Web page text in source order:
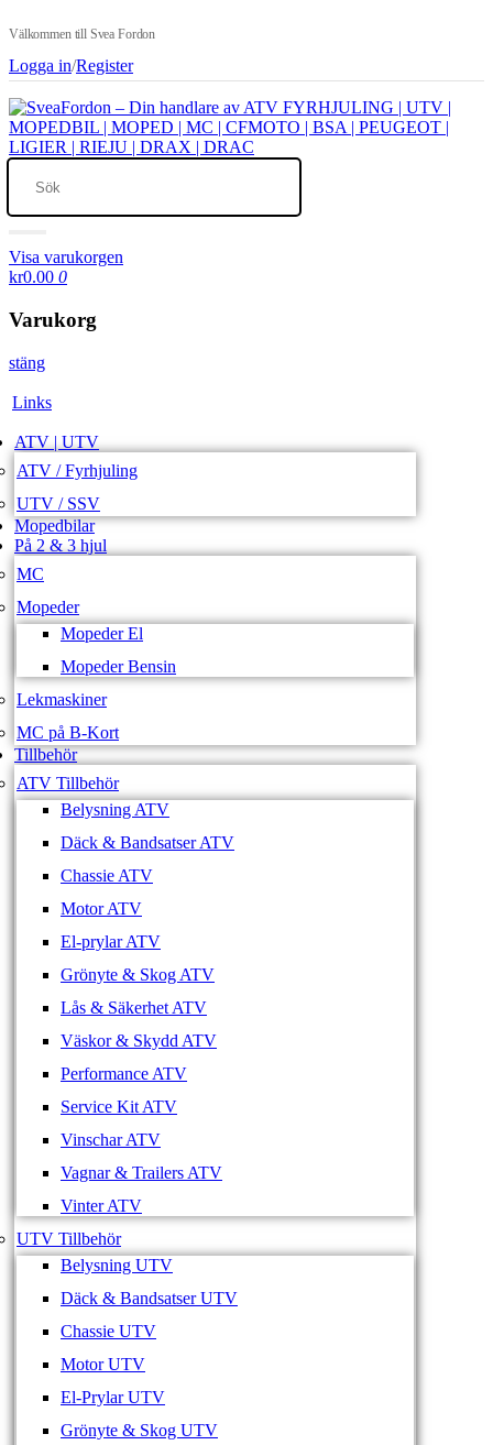
Välkommen till Svea Fordon
Logga in/Register
Visa varukorgen
kr0.00 0
Varukorg
stäng
Links
ATV | UTV
ATV / Fyrhjuling
UTV / SSV
Mopedbilar
På 2 & 3 hjul
MC
Mopeder
Mopeder El
Mopeder Bensin
Lekmaskiner
MC på B-Kort
Tillbehör
ATV Tillbehör
Belysning ATV
Däck & Bandsatser ATV
Chassie ATV
Motor ATV
El-prylar ATV
Grönyte & Skog ATV
Lås & Säkerhet ATV
Väskor & Skydd ATV
Performance ATV
Service Kit ATV
Vinschar ATV
Vagnar & Trailers ATV
Vinter ATV
UTV Tillbehör
Belysning UTV
Däck & Bandsatser UTV
Chassie UTV
Motor UTV
El-Prylar UTV
Grönyte & Skog UTV